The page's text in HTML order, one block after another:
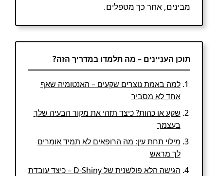
מבינים, אחר כך מטפלים.
תוכן העניינים – מה תלמדו במדריך הזה?
למה באמת נוצרים שקעים – האנטומיה שאף
אחד לא מסביר
שקע או כהות? כיצד תזהי את מקור הבעיה שלך
בעצמך
מילוי תחת עין: מה הרופאים לא תמיד אומרים
לך מראש
הגישה הלא פולשנית של D-Shiny – כיצד עובדת